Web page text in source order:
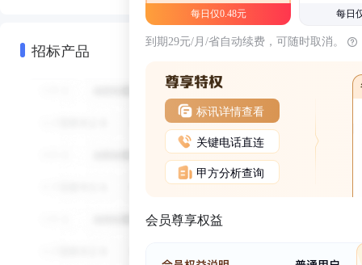
招标产品
每日仅0.48元 每日
到期29元/月/省自动续费，可随时取消。
标讯详情查看
关键电话直连
甲方分析查询
会员尊享权益